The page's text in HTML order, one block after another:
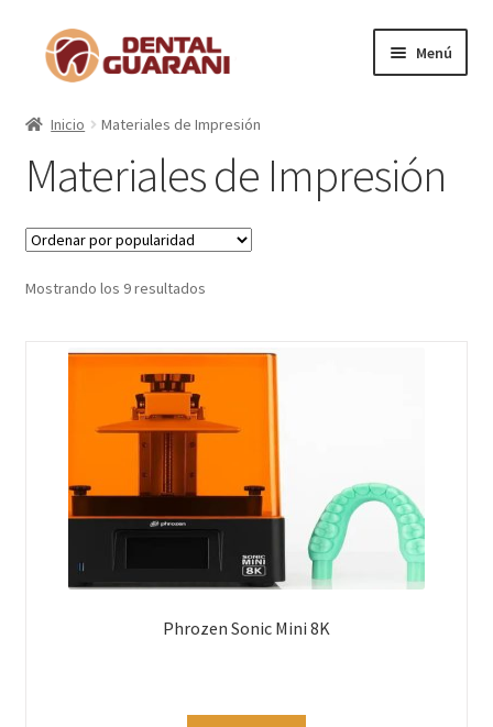
Menú
Inicio
Blogs
Nosotros
Contactos
Artículos Destacados
Bioseguridad
Cementos
Inicio Materiales de Impresión
Materiales de Impresión
Mostrando los 9 resultados
Phrozen Sonic Mini 8K